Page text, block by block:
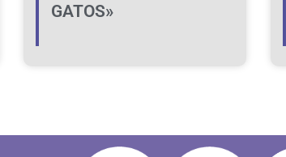
GATOS»